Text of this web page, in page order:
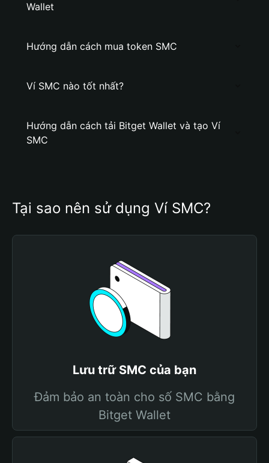
Wallet
Hướng dẫn cách mua token SMC
Ví SMC nào tốt nhất?
Hướng dẫn cách tải Bitget Wallet và tạo Ví
SMC
Tại sao nên sử dụng Ví SMC?
Lưu trữ SMC của bạn
Đảm bảo an toàn cho số SMC bằng
Bitget Wallet